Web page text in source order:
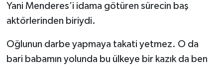
Yani Menderes’i idama götüren sürecin baş
aktörlerinden biriydi.
Oğlunun darbe yapmaya takati yetmez. O da
bari babamın yolunda bu ülkeye bir kazık da ben